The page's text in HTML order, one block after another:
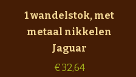
1 wandelstok, met
metaal nikkelen
Jaguar
€32,64